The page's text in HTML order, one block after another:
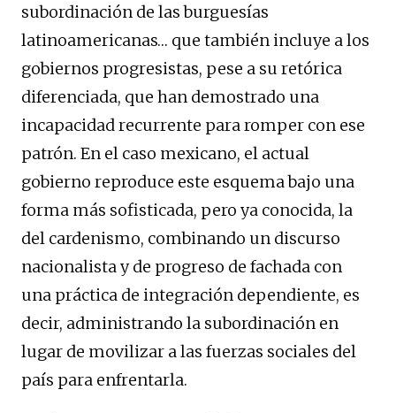
subordinación de las burguesías
latinoamericanas… que también incluye a los
gobiernos progresistas, pese a su retórica
diferenciada, que han demostrado una
incapacidad recurrente para romper con ese
patrón. En el caso mexicano, el actual
gobierno reproduce este esquema bajo una
forma más sofisticada, pero ya conocida, la
del cardenismo, combinando un discurso
nacionalista y de progreso de fachada con
una práctica de integración dependiente, es
decir, administrando la subordinación en
lugar de movilizar a las fuerzas sociales del
país para enfrentarla.